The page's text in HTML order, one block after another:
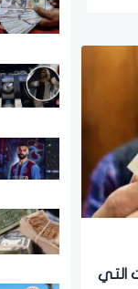
التي